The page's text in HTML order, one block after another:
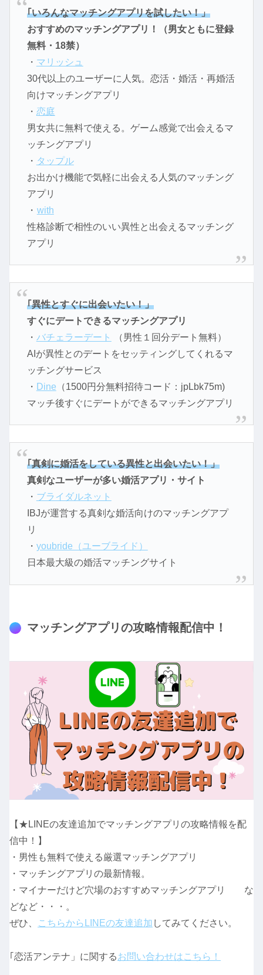
｢いろんなマッチングアプリを試したい！」
おすすめのマッチングアプリ！（男女ともに登録
無料・18禁）
・ マリッシュ
30代以上のユーザーに人気。恋活・婚活・再婚活
向けマッチングアプリ
・ 恋庭
男女共に無料で使える。ゲーム感覚で出会えるマ
ッチングアプリ
・ タップル
お出かけ機能で気軽に出会える人気のマッチング
アプリ
・ with
性格診断で相性のいい異性と出会えるマッチング
アプリ
｢異性とすぐに出会いたい！」
すぐにデートできるマッチングアプリ
・ バチェラーデート
（男性１回分デート無料）
AIが異性とのデートをセッティングしてくれるマ
ッチングサービス
・ Dine （1500円分無料招待コード：jpLbk75m)
マッチ後すぐにデートができるマッチングアプリ
｢真剣に婚活をしている異性と出会いたい！」
真剣なユーザーが多い婚活アプリ・サイト
・ ブライダルネット
IBJが運営する真剣な婚活向けのマッチングアプ
リ
・ youbride（ユーブライド）
日本最大級の婚活マッチングサイト
マッチングアプリの攻略情報配信中！
【★LINEの友達追加でマッチングアプリの攻略情報を配
信中！】
・男性も無料で使える厳選マッチングアプリ
・マッチングアプリの最新情報。
・マイナーだけど穴場のおすすめマッチングアプリ な
どなど・・・。
ぜひ、
こちらからLINEの友達追加 してみてください。
｢恋活アンテナ」に関するお問い合わせはこちら！